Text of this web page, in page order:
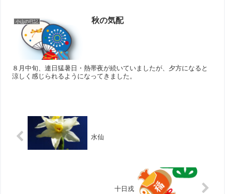
小山の日記 秋の気配
８月中旬、連日猛暑日・熱帯夜が続いていましたが、夕方になると
涼しく感じられるようになってきました。
水仙
十日戎